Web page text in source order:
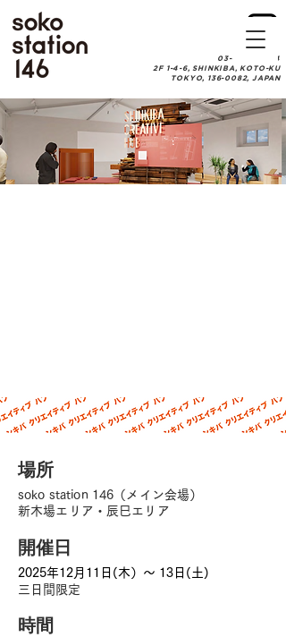
03-6457-0084
2F 1-4-6, SHINKIBA, KOTO-KU
TOKYO, 136-0082, JAPAN
場所
soko station 146（メイン会場）
新木場エリア・辰巳エリア
​開催日
2025年​12月11日(木）〜 13日(土)
三日間限定
​時間